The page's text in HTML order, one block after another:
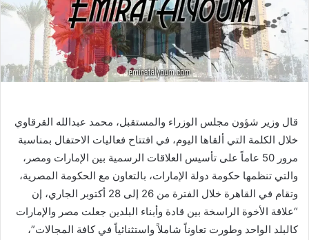
قال وزير شؤون مجلس الوزراء والمستقبل، محمد عبدالله القرقاوي
خلال الكلمة التي ألقاها اليوم، في افتتاح فعاليات الاحتفال بمناسبة
مرور 50 عاماً على تأسيس العلاقات الرسمية بين الإمارات ومصر،
والتي تنظمها حكومة دولة الإمارات، بالتعاون مع الحكومة المصرية،
وتقام في القاهرة خلال الفترة من 26 إلى 28 أكتوبر الجاري، إن
“علاقة الأخوة الراسخة بين قادة وأبناء البلدين جعلت مصر والإمارات
كالبلد الواحد وطورت تعاوناً شاملاً واستثنائياً في كافة المجالات”،